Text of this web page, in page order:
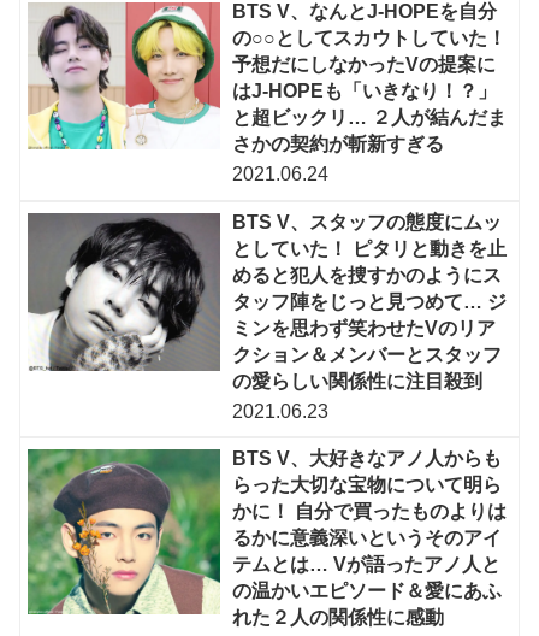
BTS V、なんとJ-HOPEを自分
の○○としてスカウトしていた！
予想だにしなかったVの提案に
はJ-HOPEも「いきなり！？」
と超ビックリ… ２人が結んだま
さかの契約が斬新すぎる
2021.06.24
BTS V、スタッフの態度にムッ
としていた！ ピタリと動きを止
めると犯人を捜すかのようにス
タッフ陣をじっと見つめて… ジ
ミンを思わず笑わせたVのリア
クション＆メンバーとスタッフ
の愛らしい関係性に注目殺到
2021.06.23
BTS V、大好きなアノ人からも
らった大切な宝物について明ら
かに！ 自分で買ったものよりは
るかに意義深いというそのアイ
テムとは… Vが語ったアノ人と
の温かいエピソード＆愛にあふ
れた２人の関係性に感動